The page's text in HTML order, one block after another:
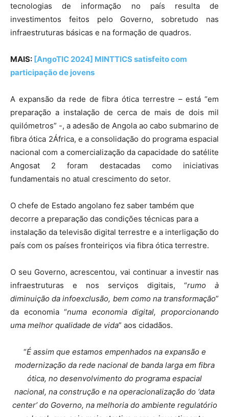
tecnologias de informação no país resulta de
investimentos feitos pelo Governo, sobretudo nas
infraestruturas básicas e na formação de quadros.
MAIS: [AngoTIC 2024] MINTTICS satisfeito com
participação de jovens
A expansão da rede de fibra ótica terrestre – está “em
preparação a instalação de cerca de mais de dois mil
quilómetros” -, a adesão de Angola ao cabo submarino de
fibra ótica 2África, e a consolidação do programa espacial
nacional com a comercialização da capacidade do satélite
Angosat 2 foram destacadas como iniciativas
fundamentais no atual crescimento do setor.
O chefe de Estado angolano fez saber também que
decorre a preparação das condições técnicas para a
instalação da televisão digital terrestre e a interligação do
país com os países fronteiriços via fibra ótica terrestre.
O seu Governo, acrescentou, vai continuar a investir nas
infraestruturas e nos serviços digitais, “rumo à
diminuição da infoexclusão, bem como na transformação”
da economia “numa economia digital, proporcionando
uma melhor qualidade de vida” aos cidadãos.
“É assim que estamos empenhados na expansão e
modernização da rede nacional de banda larga em fibra
ótica, no desenvolvimento do programa espacial
nacional, na construção e na operacionalização do ‘data
center’ do Governo, na melhoria do ambiente regulatório